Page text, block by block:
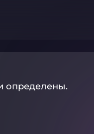
определены.